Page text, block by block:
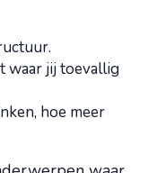
waar jij toevallig
hoe meer